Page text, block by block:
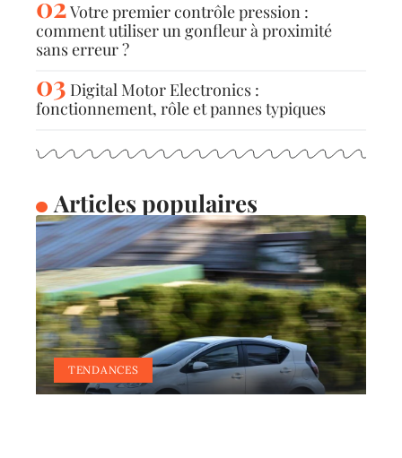
Votre premier contrôle pression :
comment utiliser un gonfleur à proximité
sans erreur ?
Digital Motor Electronics :
fonctionnement, rôle et pannes typiques
Articles populaires
TENDANCES
C’est quoi une voiture